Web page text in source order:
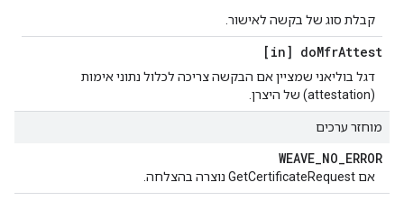
קבלת סוג של בקשה לאישור.
[in] doMfrAttest
דגל בוליאני שמציין אם הבקשה צריכה לכלול נתוני אימות
(attestation) של היצרן.
מוחזר ערכים
WEAVE_NO_ERROR
אם GetCertificateRequest נוצרה בהצלחה.